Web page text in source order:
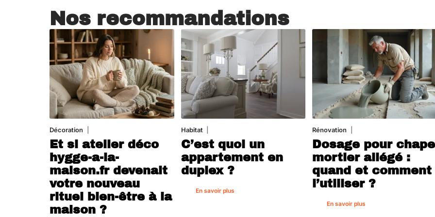
Nos recommandations
Décoration
Et si atelier déco
hygge-a-la-
maison.fr devenait
votre nouveau
rituel bien-être à la
maison ?
Habitat
C’est quoi un
appartement en
duplex ?
En savoir plus
Rénovation
Dosage pour chape
mortier allégé :
quand et comment
l’utiliser ?
En savoir plus